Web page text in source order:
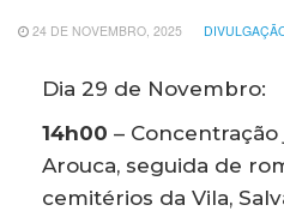
24 DE NOVEMBRO, 2025
Dia 29 de Novembro:
14h00 –
Arouca, seguida de
cemitérios da Vila,